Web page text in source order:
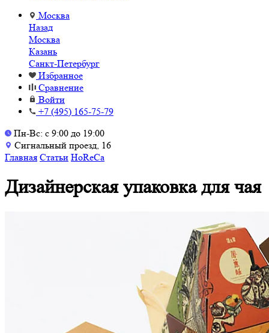
Москва
Назад
Москва
Казань
Санкт-Петербург
Избранное
Сравнение
Войти
+7 (495) 165-75-79
Пн-Вс: с 9:00 до 19:00
Сигнальный проезд, 16
Главная Статьи HoReCa
Дизайнерская упаковка для чая